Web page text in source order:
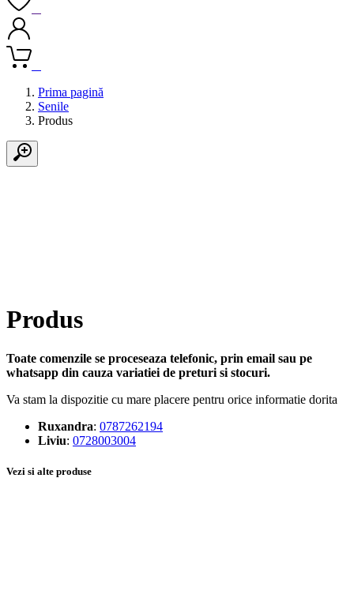
Prima pagină
Senile
Produs
Produs
Toate comenzile se proceseaza telefonic, prin email sau pe
whatsapp din cauza variatiei de preturi si stocuri.
Va stam la dispozitie cu mare placere pentru orice informatie dorita
Ruxandra: 0787262194
Liviu: 0728003004
Vezi si alte produse